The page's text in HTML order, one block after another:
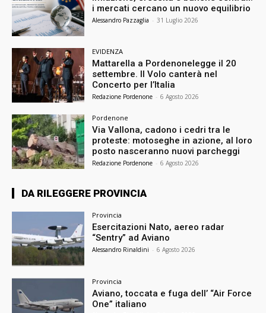
i mercati cercano un nuovo equilibrio
Alessandro Pazzaglia - 31 Luglio 2026
EVIDENZA
Mattarella a Pordenonelegge il 20
settembre. Il Volo canterà nel
Concerto per l’Italia
Redazione Pordenone - 6 Agosto 2026
Pordenone
Via Vallona, cadono i cedri tra le
proteste: motoseghe in azione, al loro
posto nasceranno nuovi parcheggi
Redazione Pordenone - 6 Agosto 2026
DA RILEGGERE PROVINCIA
Provincia
Esercitazioni Nato, aereo radar
“Sentry” ad Aviano
Alessandro Rinaldini - 6 Agosto 2026
Provincia
Aviano, toccata e fuga dell’ “Air Force
One” italiano